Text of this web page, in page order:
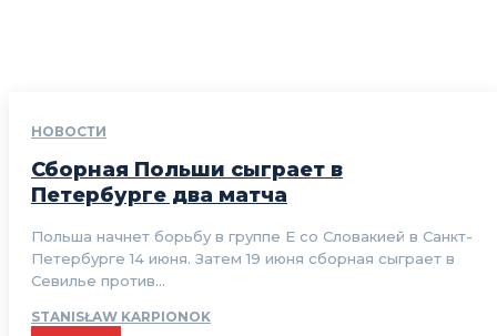
НОВОСТИ
Сборная Польши сыграет в
Петербурге два матча
Польша начнет борьбу в группе Е со Словакией в Санкт-
Петербурге 14 июня. Затем 19 июня сборная сыграет в
Севилье против...
STANISŁAW KARPIONOK